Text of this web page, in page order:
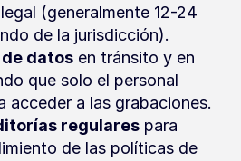
(generalmente 12-24
de la jurisdicción).
datos en tránsito y en
que solo el personal
acceder a las grabaciones.
regulares para
de las políticas de